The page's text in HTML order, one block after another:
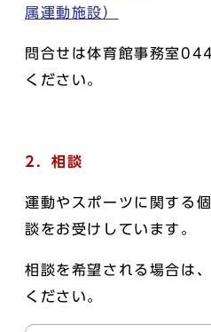
属運動施設）
問合せは体育館事務室
ください。
2．相談
運動やスポーツに関する
談をお受けしています。
相談を希望される場合は
ください。